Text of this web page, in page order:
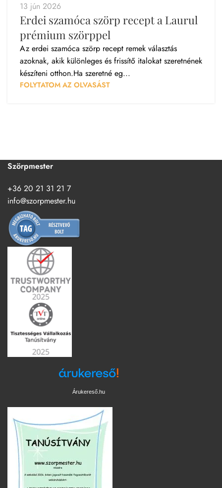
13 jún 2026
Erdei szamóca szörp recept a Laurul
prémium szörppel
Az erdei szamóca szörp recept remek választás
azoknak, akik különleges és frissítő italokat szeretnének
készíteni otthon.Ha szeretné eg...
FOLYTATOM AZ OLVASÁST
Szörpmester
+36 20 21 31 21 7
info@szorpmester.hu
Árukereső.hu